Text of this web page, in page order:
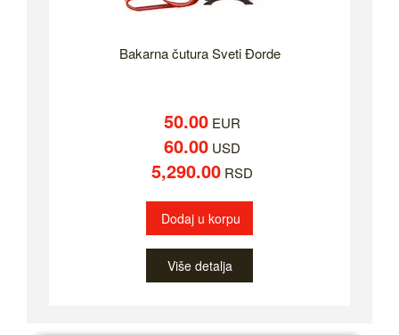
Bakarna čutura Sveti Đorde
50.00EUR
60.00USD
5,290.00RSD
Dodaj u korpu
Više detalja